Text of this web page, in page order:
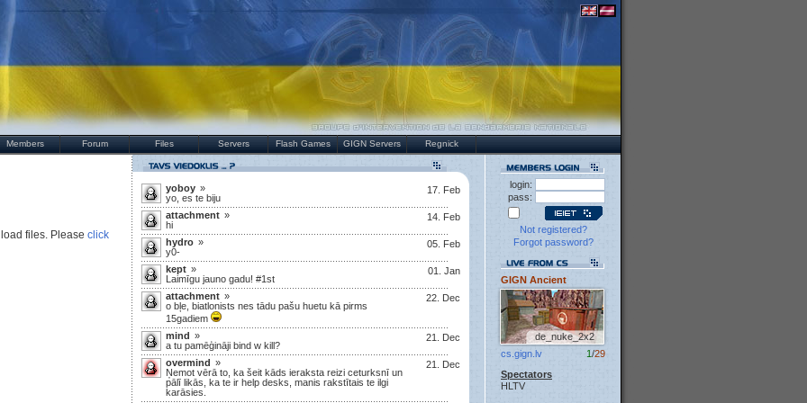
Members Forum Files Servers Flash Games GIGN Servers Regnick
files. Please click
yoboy »
yo, es te biju
17. Feb
attachment »
hi
14. Feb
hydro »
y0-
05. Feb
kept »
Laimīgu jauno gadu! #1st
01. Jan
attachment »
o bļe, biatlonists nes tādu pašu huetu kā pirms
15gadiem
22. Dec
mind »
a tu pamēģināji bind w kill?
21. Dec
overmind »
Ņemot vērā to, ka šeit kāds ieraksta reizi ceturksnī un
pālī likās, ka te ir help desks, manis rakstītais te ilgi
karāsies.
21. Dec
login:
pass:
Not registered?
Forgot password?
GIGN Ancient
de_nuke_2x2
1/29
cs.gign.lv
Spectators
HLTV